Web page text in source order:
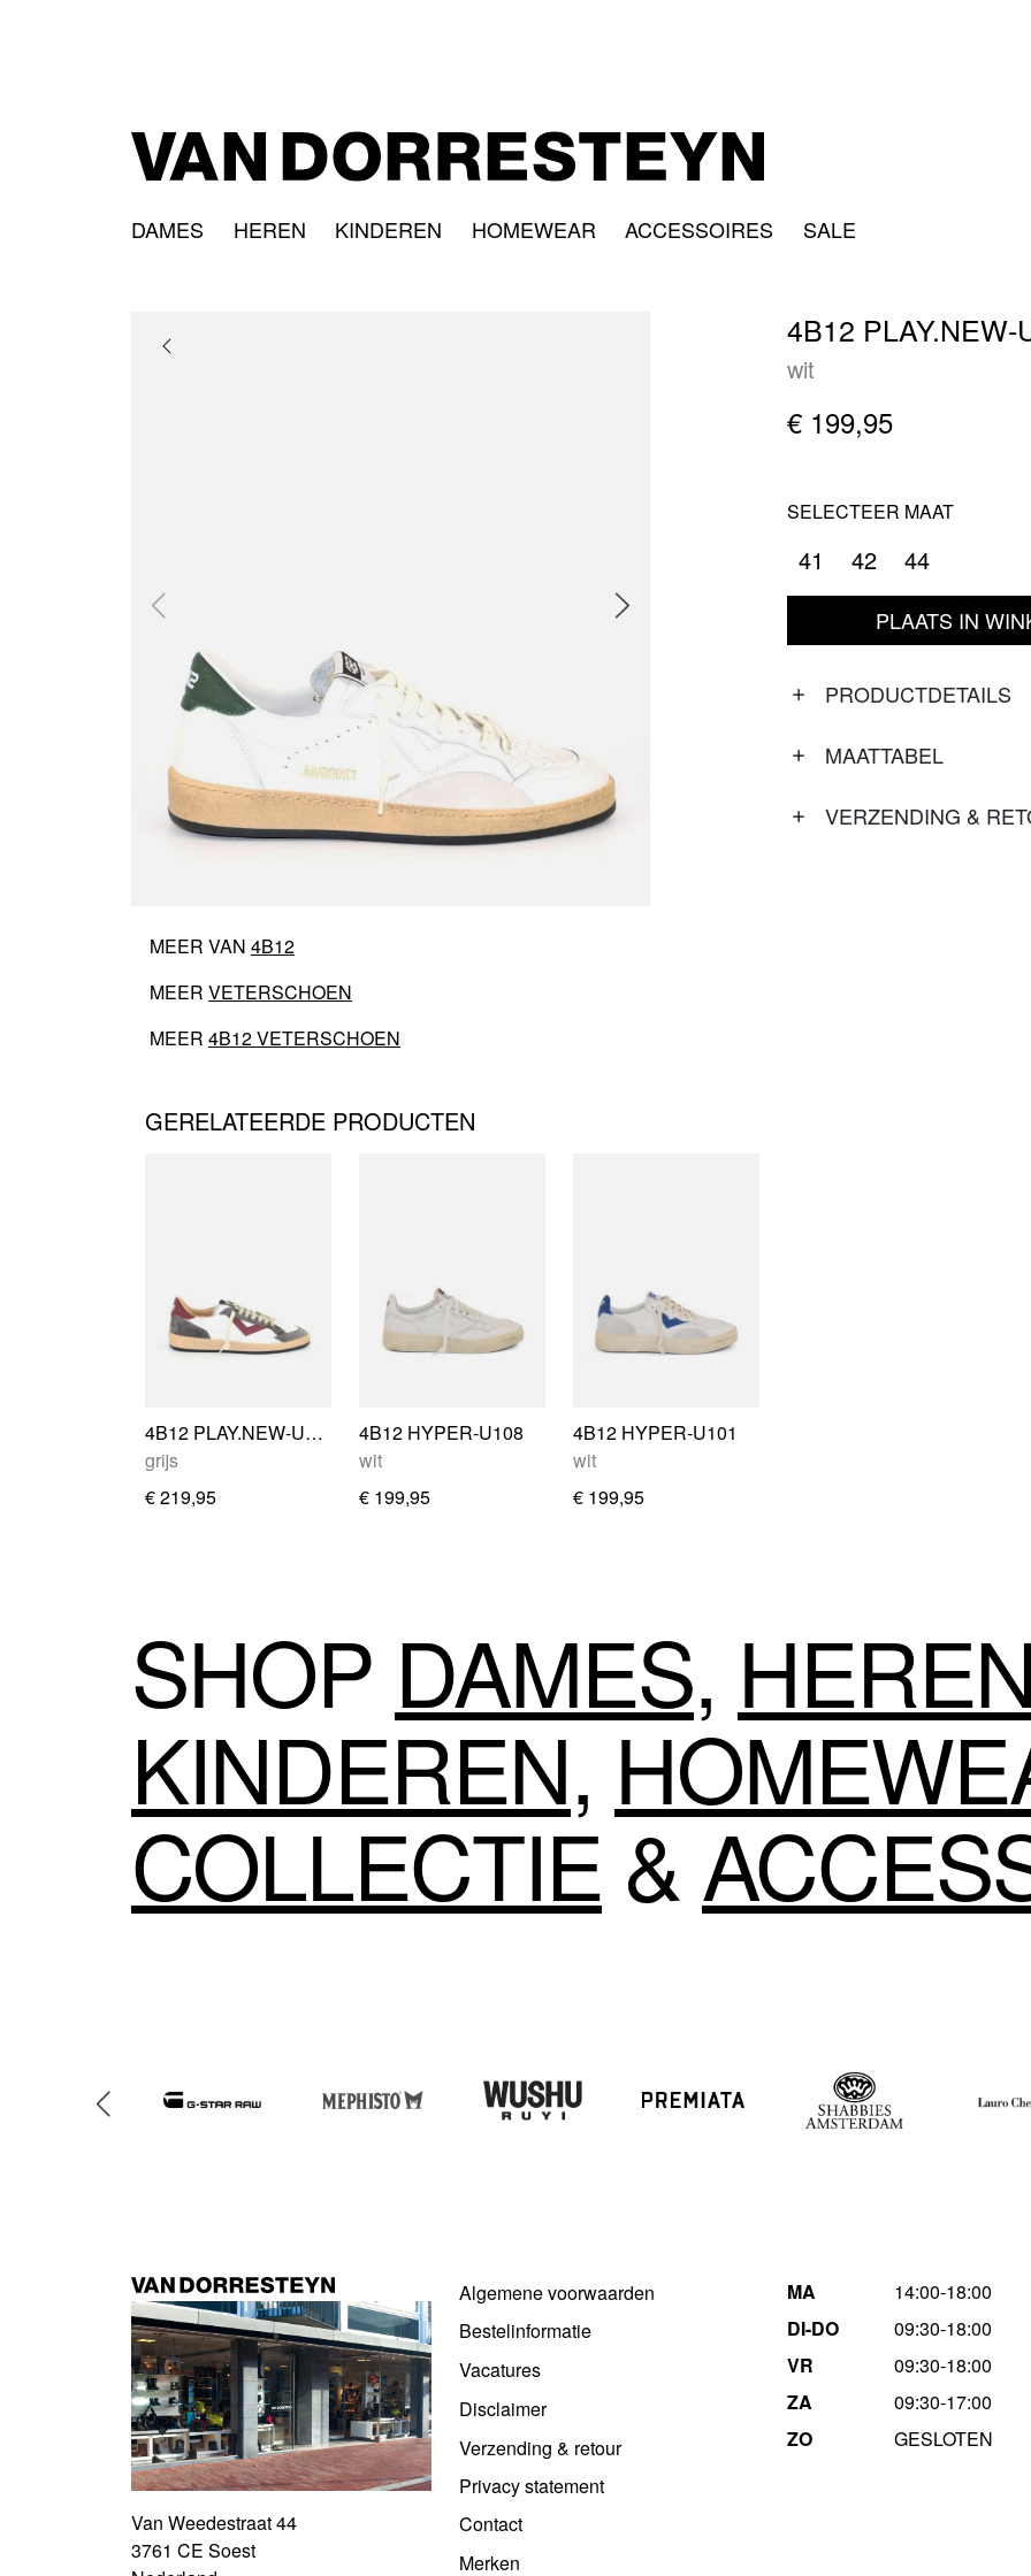
DAMES HEREN KINDEREN HOMEWEAR ACCESSOIRES SALE
MEER VAN 4B12
MEER VETERSCHOEN
MEER 4B12 VETERSCHOEN
4B12 PLAY.NEW-
wit
€ 199,95
SELECTEER MAAT
41 42 44
PLAATS IN
PRODUCTDETAILS
MAATTABEL
VERZENDING &
GERELATEERDE PRODUCTEN
4B12 PLAY.NEW-U123
grijs
€ 219,95
4B12 HYPER-U108
wit
€ 199,95
4B12 HYPER-U101
wit
€ 199,95
SHOP DAMES, HEREN
KINDEREN,
COLLECTIE &
Van Weedestraat 44
3761 CE Soest
Algemene voorwaarden
Bestelinformatie
Vacatures
Disclaimer
Verzending & retour
Privacy statement
Contact
Merken
MA
14:00-18:00
DI-DO
09:30-18:00
VR
09:30-18:00
ZA
09:30-17:00
ZO
GESLOTEN